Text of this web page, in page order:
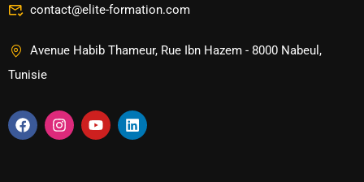
contact@elite-formation.com
Avenue Habib Thameur, Rue Ibn Hazem - 8000 Nabeul,
Tunisie